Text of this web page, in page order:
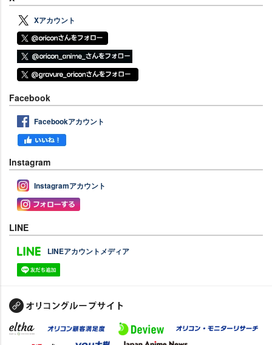
Xアカウント
Facebook
Facebookアカウント
Instagram
Instagramアカウント
LINE
LINEアカウントメディア